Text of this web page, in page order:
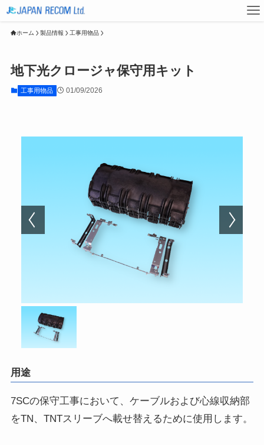
ホーム 製品情報 工事用物品
地下光クロージャ保守用キット
工事用物品 01/09/2026
用途
7SCの保守工事において、ケーブルおよび心線収納部
をTN、TNTスリーブへ載せ替えるために使用します。